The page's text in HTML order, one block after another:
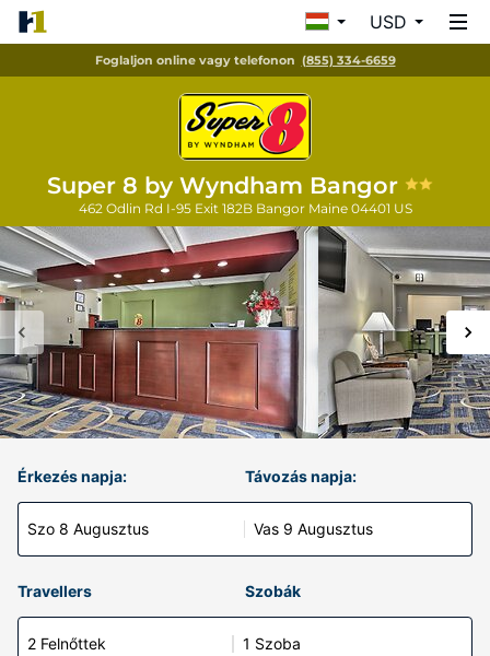
USD
Foglaljon online vagy telefonon (855) 334-6659
Super 8 by Wyndham Bangor
462 Odlin Rd I-95 Exit 182B Bangor Maine 04401 US
Érkezés napja:
Szo 8 Augusztus
Távozás napja:
Vas 9 Augusztus
Travellers Szobák
2 Felnőttek 1 Szoba